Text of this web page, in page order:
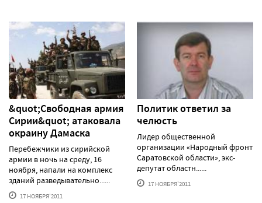
&quot;Свободная армия
Сирии&quot; атаковала
окраину Дамаска
Перебежчики из сирийской
армии в ночь на среду, 16
ноября, напали на комплекс
зданий разведывательно......
17 НОЯБРЯ'2011
Политик ответил за
челюсть
Лидер общественной
организации «Народный фронт
Саратовской области», экс-
депутат областн......
17 НОЯБРЯ'2011